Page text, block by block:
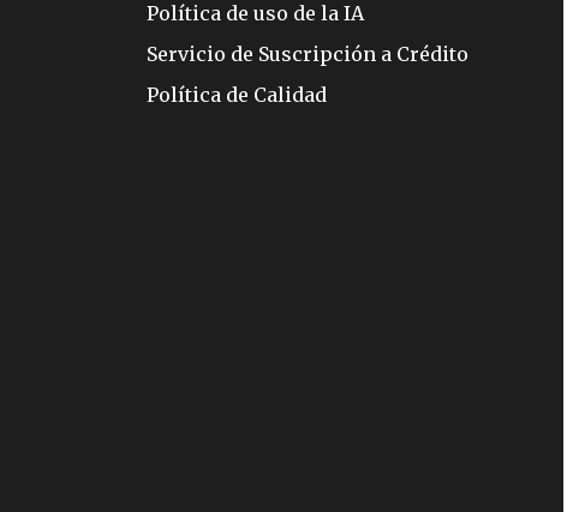
Política de uso de la IA
Servicio de Suscripción a Crédito
Política de Calidad